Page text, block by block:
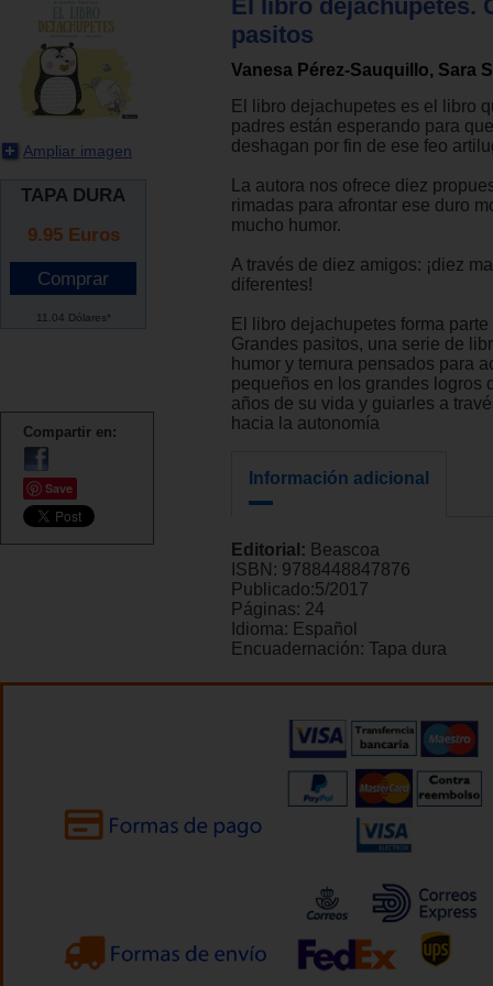
Ampliar imagen
TAPA DURA
9.95 Euros
11.04 Dólares*
Compartir en:
Save
El libro dejachupetes.
pasitos
Vanesa Pérez-Sauquillo, Sara
El libro dejachupetes es el libro
padres están esperando para
deshagan por fin de ese feo
La autora nos ofrece diez
rimadas para afrontar ese duro
mucho humor.
A través de diez amigos: ¡diez
diferentes!
El libro dejachupetes forma
Grandes pasitos, una serie de
humor y ternura pensados para
pequeños en los grandes logros
años de su vida y guiarles a
hacia la autonomía
Información adicional
Editorial: Beascoa
ISBN: 9788448847876
Publicado:5/2017
Páginas: 24
Idioma: Español
Encuadernación: Tapa dura